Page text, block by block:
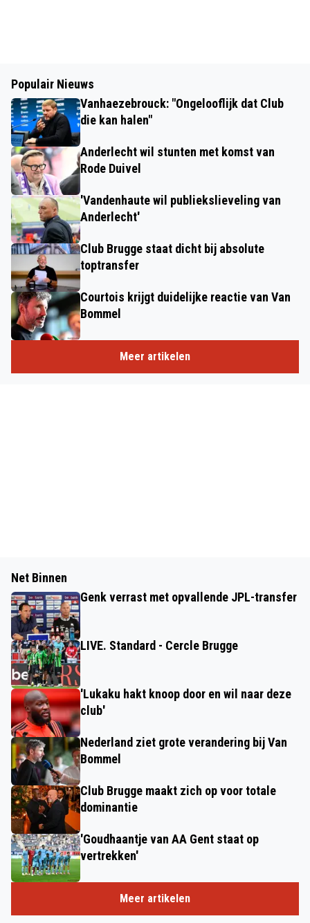
Populair Nieuws
Vanhaezebrouck: "Ongelooflijk dat Club
die kan halen"
Anderlecht wil stunten met komst van
Rode Duivel
'Vandenhaute wil publiekslieveling van
Anderlecht'
Club Brugge staat dicht bij absolute
toptransfer
Courtois krijgt duidelijke reactie van Van
Bommel
Meer artikelen
Net Binnen
Genk verrast met opvallende JPL-transfer
LIVE. Standard - Cercle Brugge
'Lukaku hakt knoop door en wil naar deze
club'
Nederland ziet grote verandering bij Van
Bommel
Club Brugge maakt zich op voor totale
dominantie
'Goudhaantje van AA Gent staat op
vertrekken'
Meer artikelen